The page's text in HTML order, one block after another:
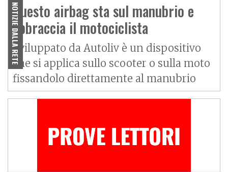
NOTIZIE DALLA RETE
Questo airbag sta sul manubrio e
abbraccia il motociclista
Sviluppato da Autoliv è un dispositivo
che si applica sullo scooter o sulla moto
fissandolo direttamente al manubrio